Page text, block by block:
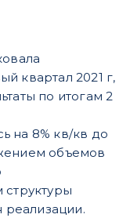
квартал 2021 г,
по итогам 2
на 8% кв/кв до
объемов